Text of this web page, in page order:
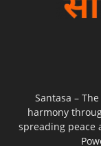
Santasa –
harmony
spreading